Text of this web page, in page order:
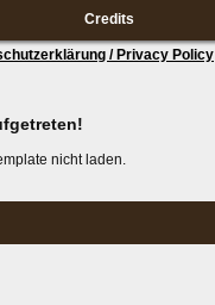
Credits
/ Privacy Policy
nicht laden.